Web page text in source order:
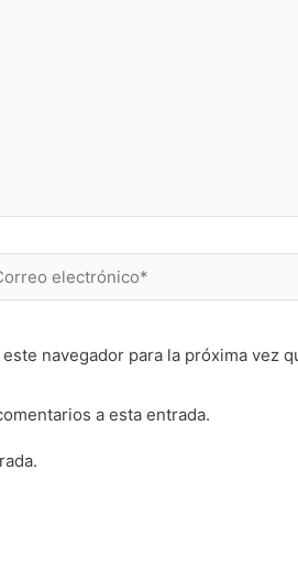
navegador para la próxima vez
a esta entrada.